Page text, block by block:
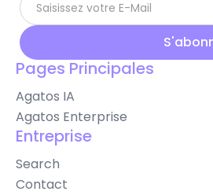
Pages Principales
Agatos IA
Agatos Enterprise
Entreprise
Search
Contact